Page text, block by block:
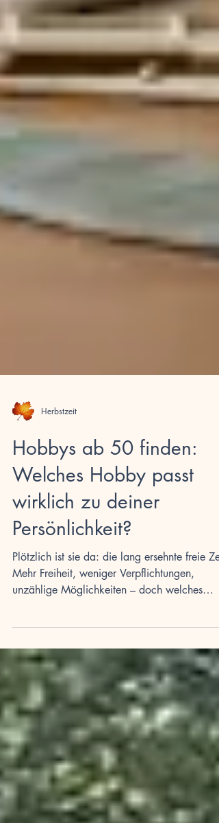
Herbstzeit
Hobbys ab 50 finden:
Welches Hobby passt
wirklich zu deiner
Persönlichkeit?
Plötzlich ist sie da: die lang ersehnte freie
unzählige Möglichkeiten – doch welches
Ob kreativer Geist, Naturliebhaber oder
Gemeinschaftsmensch: Mit unserem Leitfaden
findest du dein neues Lieblingshobby